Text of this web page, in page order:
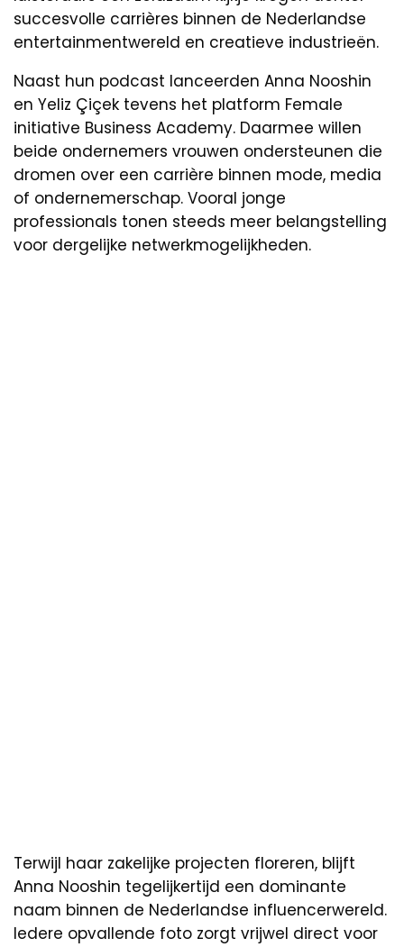
succesvolle carrières binnen de Nederlandse
entertainmentwereld en creatieve industrieën.
Naast hun podcast lanceerden Anna Nooshin
en Yeliz Çiçek tevens het platform Female
initiative Business Academy. Daarmee willen
beide ondernemers vrouwen ondersteunen die
dromen over een carrière binnen mode, media
of ondernemerschap. Vooral jonge
professionals tonen steeds meer belangstelling
voor dergelijke netwerkmogelijkheden.
Terwijl haar zakelijke projecten floreren, blijft
Anna Nooshin tegelijkertijd een dominante
naam binnen de Nederlandse influencerwereld.
Iedere opvallende foto zorgt vrijwel direct voor